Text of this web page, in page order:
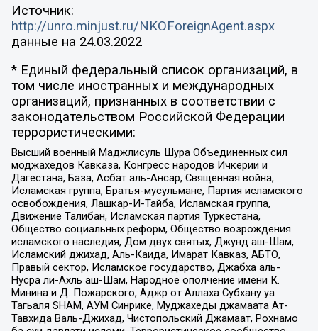
Источник:
http://unro.minjust.ru/NKOForeignAgent.aspx
данные на 24.03.2022
* Единый федеральный список организаций, в
том числе иностранных и международных
организаций, признанных в соответствии с
законодательством Российской Федерации
террористическими:
Высший военный Маджлисуль Шура Объединенных сил
моджахедов Кавказа, Конгресс народов Ичкерии и
Дагестана, База, Асбат аль-Ансар, Священная война,
Исламская группа, Братья-мусульмане, Партия исламского
освобождения, Лашкар-И-Тайба, Исламская группа,
Движение Талибан, Исламская партия Туркестана,
Общество социальных реформ, Общество возрождения
исламского наследия, Дом двух святых, Джунд аш-Шам,
Исламский джихад, Аль-Каида, Имарат Кавказ, АБТО,
Правый сектор, Исламское государство, Джабха аль-
Нусра ли-Ахль аш-Шам, Народное ополчение имени К.
Минина и Д. Пожарского, Аджр от Аллаха Субхану уа
Тагьаля SHAM, АУМ Синрике, Муджахеды джамаата Ат-
Тавхида Валь-Джихад, Чистопольский Джамаат, Рохнамо